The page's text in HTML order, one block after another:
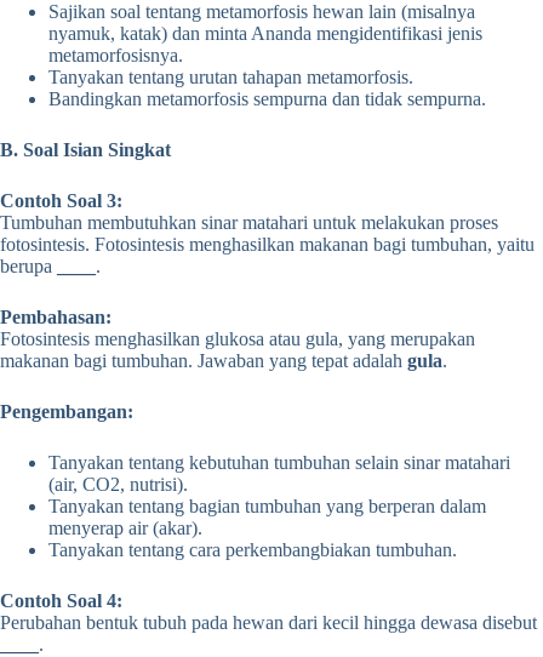
Sajikan soal tentang metamorfosis hewan lain (misalnya
nyamuk, katak) dan minta Ananda mengidentifikasi jenis
metamorfosisnya.
Tanyakan tentang urutan tahapan metamorfosis.
Bandingkan metamorfosis sempurna dan tidak sempurna.
B. Soal Isian Singkat
Contoh Soal 3:
Tumbuhan membutuhkan sinar matahari untuk melakukan proses
fotosintesis. Fotosintesis menghasilkan makanan bagi tumbuhan, yaitu
berupa
.
Pembahasan:
Fotosintesis menghasilkan glukosa atau gula, yang merupakan
makanan bagi tumbuhan. Jawaban yang tepat adalah gula.
Pengembangan:
Tanyakan tentang kebutuhan tumbuhan selain sinar matahari
(air, CO2, nutrisi).
Tanyakan tentang bagian tumbuhan yang berperan dalam
menyerap air (akar).
Tanyakan tentang cara perkembangbiakan tumbuhan.
Contoh Soal 4:
Perubahan bentuk tubuh pada hewan dari kecil hingga dewasa disebut
.